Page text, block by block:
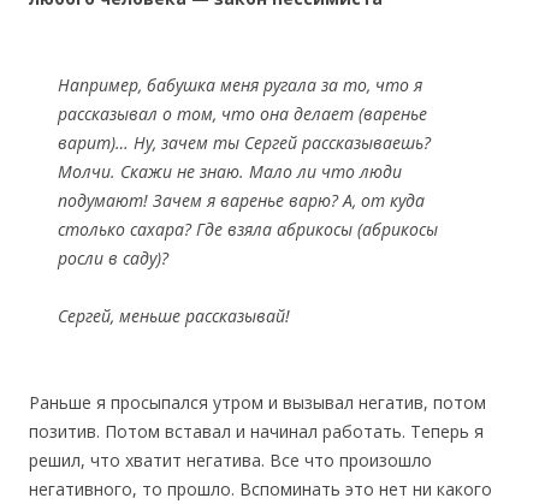
Например, бабушка меня ругала за то, что я
рассказывал о том, что она делает (варенье
варит)… Ну, зачем ты Сергей рассказываешь?
Молчи. Скажи не знаю. Мало ли что люди
подумают! Зачем я варенье варю? А, от куда
столько сахара? Где взяла абрикосы (абрикосы
росли в саду)?
Сергей, меньше рассказывай!
Раньше я просыпался утром и вызывал негатив, потом
позитив. Потом вставал и начинал работать. Теперь я
решил, что хватит негатива. Все что произошло
негативного, то прошло. Вспоминать это нет ни какого